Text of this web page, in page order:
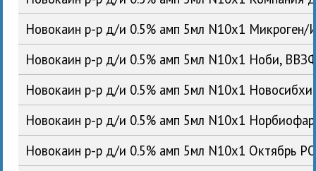
Новокаин р-р д/и 0.5% амп 5мл N10x1
Новокаин р-р д/и 0.5% амп 5мл N10x1 Ноби,
Новокаин р-р д/и 0.5% амп 5мл N10x1
Новокаин р-р д/и 0.5% амп 5мл N10x1
Новокаин р-р д/и 0.5% амп 5мл N10x1 Октябрь